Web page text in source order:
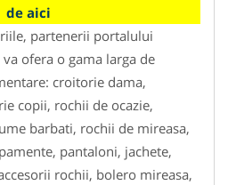
de aici
partenerii portalului
ofera o gama larga de
croitorie dama,
copii, rochii de ocazie,
barbati, rochii de mireasa,
pantaloni, jachete,
rochii, bolero mireasa,